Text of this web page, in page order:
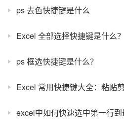
ps 去色快捷键是什么
Excel 全部选择快捷键是什么？
ps 框选快捷键是什么？
Excel 常用快捷键大全：粘贴
excel中如何快速选中第一行